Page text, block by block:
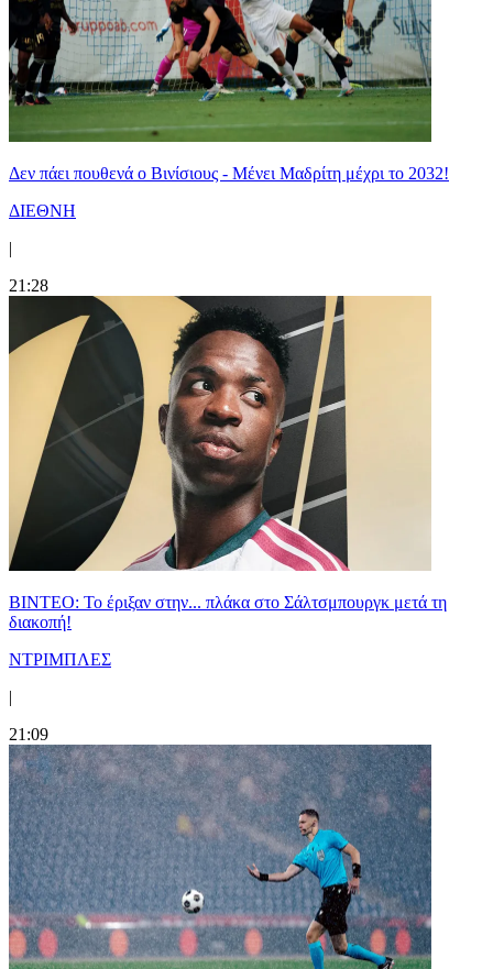
Δεν πάει πουθενά ο Βινίσιους - Μένει Μαδρίτη μέχρι το 2032!
ΔΙΕΘΝΗ
|
21:28
ΒΙΝΤΕΟ: Το έριξαν στην... πλάκα στο Σάλτσμπουργκ μετά τη
διακοπή!
ΝΤΡΙΜΠΛΕΣ
|
21:09